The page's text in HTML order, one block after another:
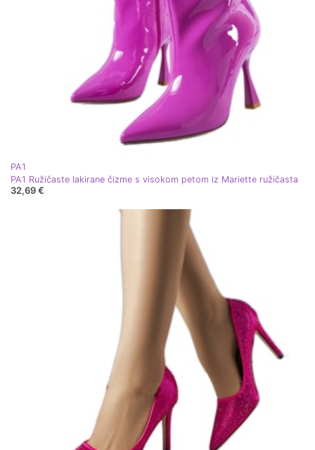
PA1
PA1 Ružičaste lakirane čizme s visokom petom iz Mariette ružičasta
32,69 €